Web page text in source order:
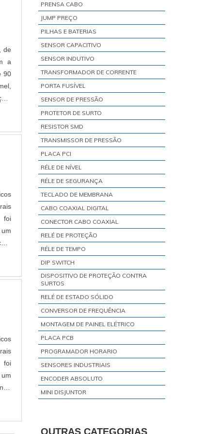
de
a
90
foi
foi
PRENSA CABO
JUMP PREÇO
PILHAS E BATERIAS
SENSOR CAPACITIVO
SENSOR INDUTIVO
TRANSFORMADOR DE CORRENTE
PORTA FUSÍVEL
SENSOR DE PRESSÃO
PROTETOR DE SURTO
RESISTOR SMD
TRANSMISSOR DE PRESSÃO
PLACA PCI
RÉLE DE NÍVEL
RÉLE DE SEGURANÇA
TECLADO DE MEMBRANA
CABO COAXIAL DIGITAL
CONECTOR CABO COAXIAL
RELÉ DE PROTEÇÃO
RÉLE DE TEMPO
DIP SWITCH
DISPOSITIVO DE PROTEÇÃO CONTRA
SURTOS
RELÉ DE ESTADO SÓLIDO
CONVERSOR DE FREQUÊNCIA
MONTAGEM DE PAINEL ELÉTRICO
PLACA PCB
PROGRAMADOR HORARIO
SENSORES INDUSTRIAIS
ENCODER ABSOLUTO
MINI DISJUNTOR
OUTRAS CATEGORIAS